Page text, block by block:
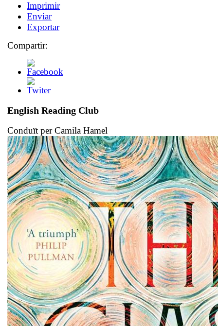
Imprimir
Enviar
Exportar
Compartir:
English Reading Club
Conduït per Camila Hamel